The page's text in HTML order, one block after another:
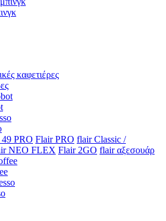
καφετιέρες
PRO Flair PRO flair Classic /
NEO FLEX Flair 2GO flair αξεσουάρ